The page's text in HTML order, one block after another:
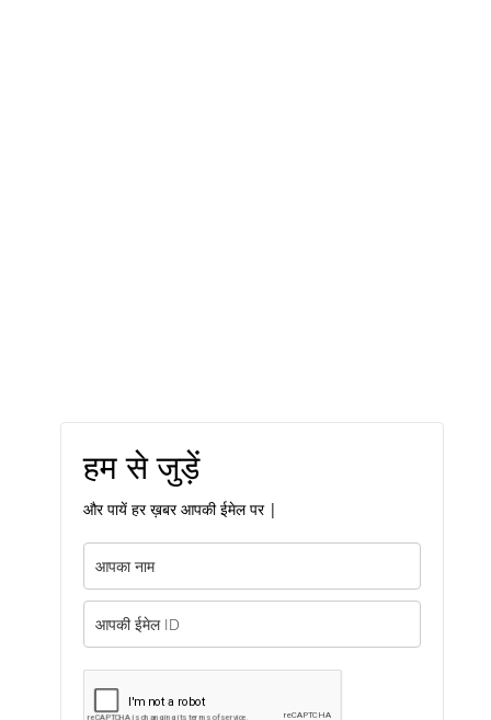
हम से जुड़ें
और पायें हर ख़बर आपकी ईमेल पर |